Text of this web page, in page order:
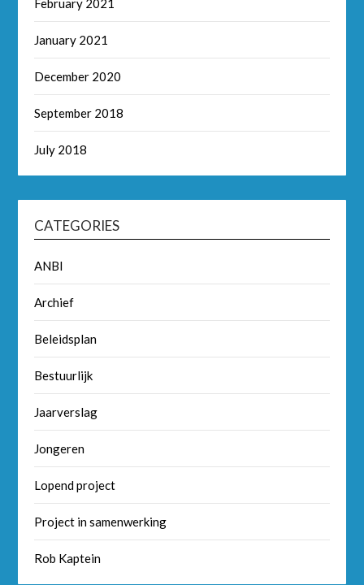
February 2021
January 2021
December 2020
September 2018
July 2018
CATEGORIES
ANBI
Archief
Beleidsplan
Bestuurlijk
Jaarverslag
Jongeren
Lopend project
Project in samenwerking
Rob Kaptein